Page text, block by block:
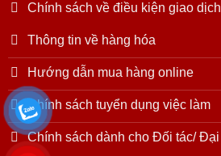
Chính sách về điều kiện giao dịch
Thông tin về hàng hóa
Hướng dẫn mua hàng online
Chính sách tuyển dụng việc làm
Chính sách dành cho Đối tác/